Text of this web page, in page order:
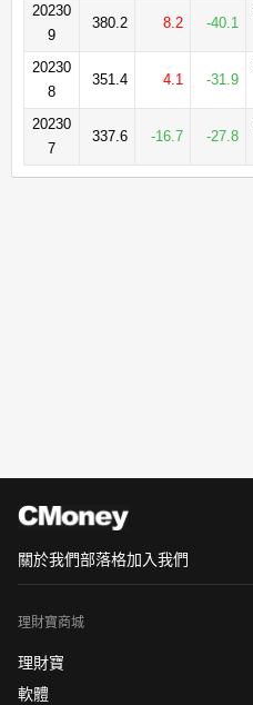
20230
9
380.2 8.2 -40.1
20230
8
351.4 4.1 -31.9
20230
7
337.6 -16.7 -27.8
關於我們部落格加入我們
理財寶商城
理財寶
軟體